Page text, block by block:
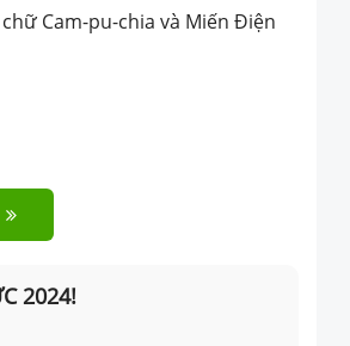
Cam-pu-chia và Miến Điện
2024!